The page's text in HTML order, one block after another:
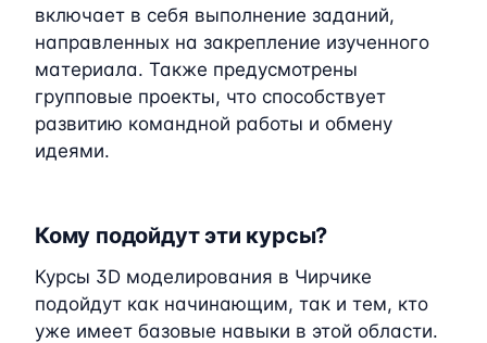
включает в себя выполнение заданий,
направленных на закрепление изученного
материала. Также предусмотрены
групповые проекты, что способствует
развитию командной работы и обмену
идеями.
Кому подойдут эти курсы?
Курсы 3D моделирования в Чирчике
подойдут как начинающим, так и тем, кто
уже имеет базовые навыки в этой области.